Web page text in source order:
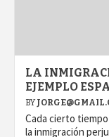
LA
EJEMPLO
BY
Cada cierto
la inmigración